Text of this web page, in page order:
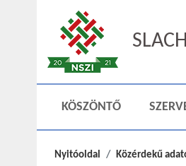
KÖSZÖNTŐ
Nyitóoldal Közérdekű